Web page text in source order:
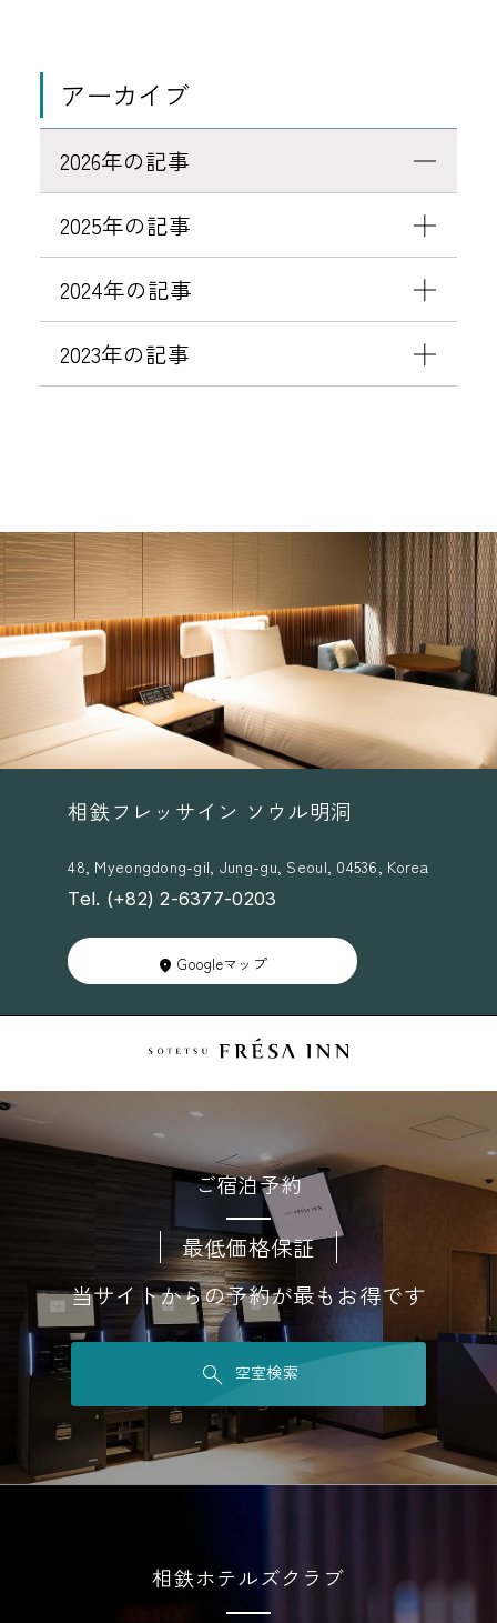
）
」
業
了
お
ら
せ
参
加
す
る
ほ
ど
、
プ
レ
2
倍
！
アーカイブ
2026年の記事
2025年の記事
2024年の記事
2023年の記事
相鉄フレッサイン ソウル明洞
48, Myeongdong-gil, Jung-gu, Seoul, 04536, Korea
Tel. (+82) 2-6377-0203
Googleマップ
ご宿泊予約
最低価格保証
当サイトからの予約が最もお得です
空室検索
相鉄ホテルズクラブ